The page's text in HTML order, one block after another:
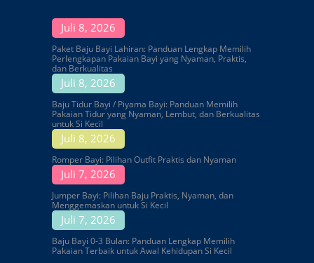
Juli 8, 2026
Paket Baju Bayi Lahiran: Panduan Lengkap Memilih
Perlengkapan Pakaian Bayi yang Nyaman, Praktis,
dan Berkualitas
Juli 8, 2026
Baju Tidur Bayi / Piyama Bayi: Panduan Memilih
Pakaian Tidur yang Nyaman, Lembut, dan Berkualitas
untuk Si Kecil
Juli 8, 2026
Romper Bayi: Pilihan Outfit Praktis dan Nyaman
Juli 7, 2026
Jumper Bayi: Pilihan Baju Praktis, Nyaman, dan
Menggemaskan untuk Si Kecil
Juli 7, 2026
Baju Bayi 0-3 Bulan: Panduan Lengkap Memilih
Pakaian Terbaik untuk Awal Kehidupan Si Kecil